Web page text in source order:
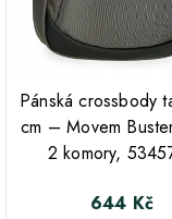
Pánská crossbody
cm – Movem
2 komory,
Cena
644 Kč